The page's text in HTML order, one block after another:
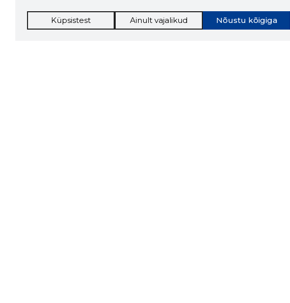
Nõustu kõigiga
Küpsistest Ainult vajalikud